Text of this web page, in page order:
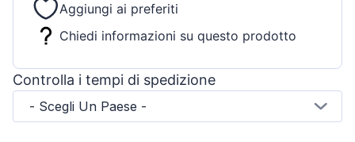
Aggiungi ai preferiti
Chiedi informazioni su questo prodotto
Controlla i tempi di spedizione
- Scegli Un Paese -